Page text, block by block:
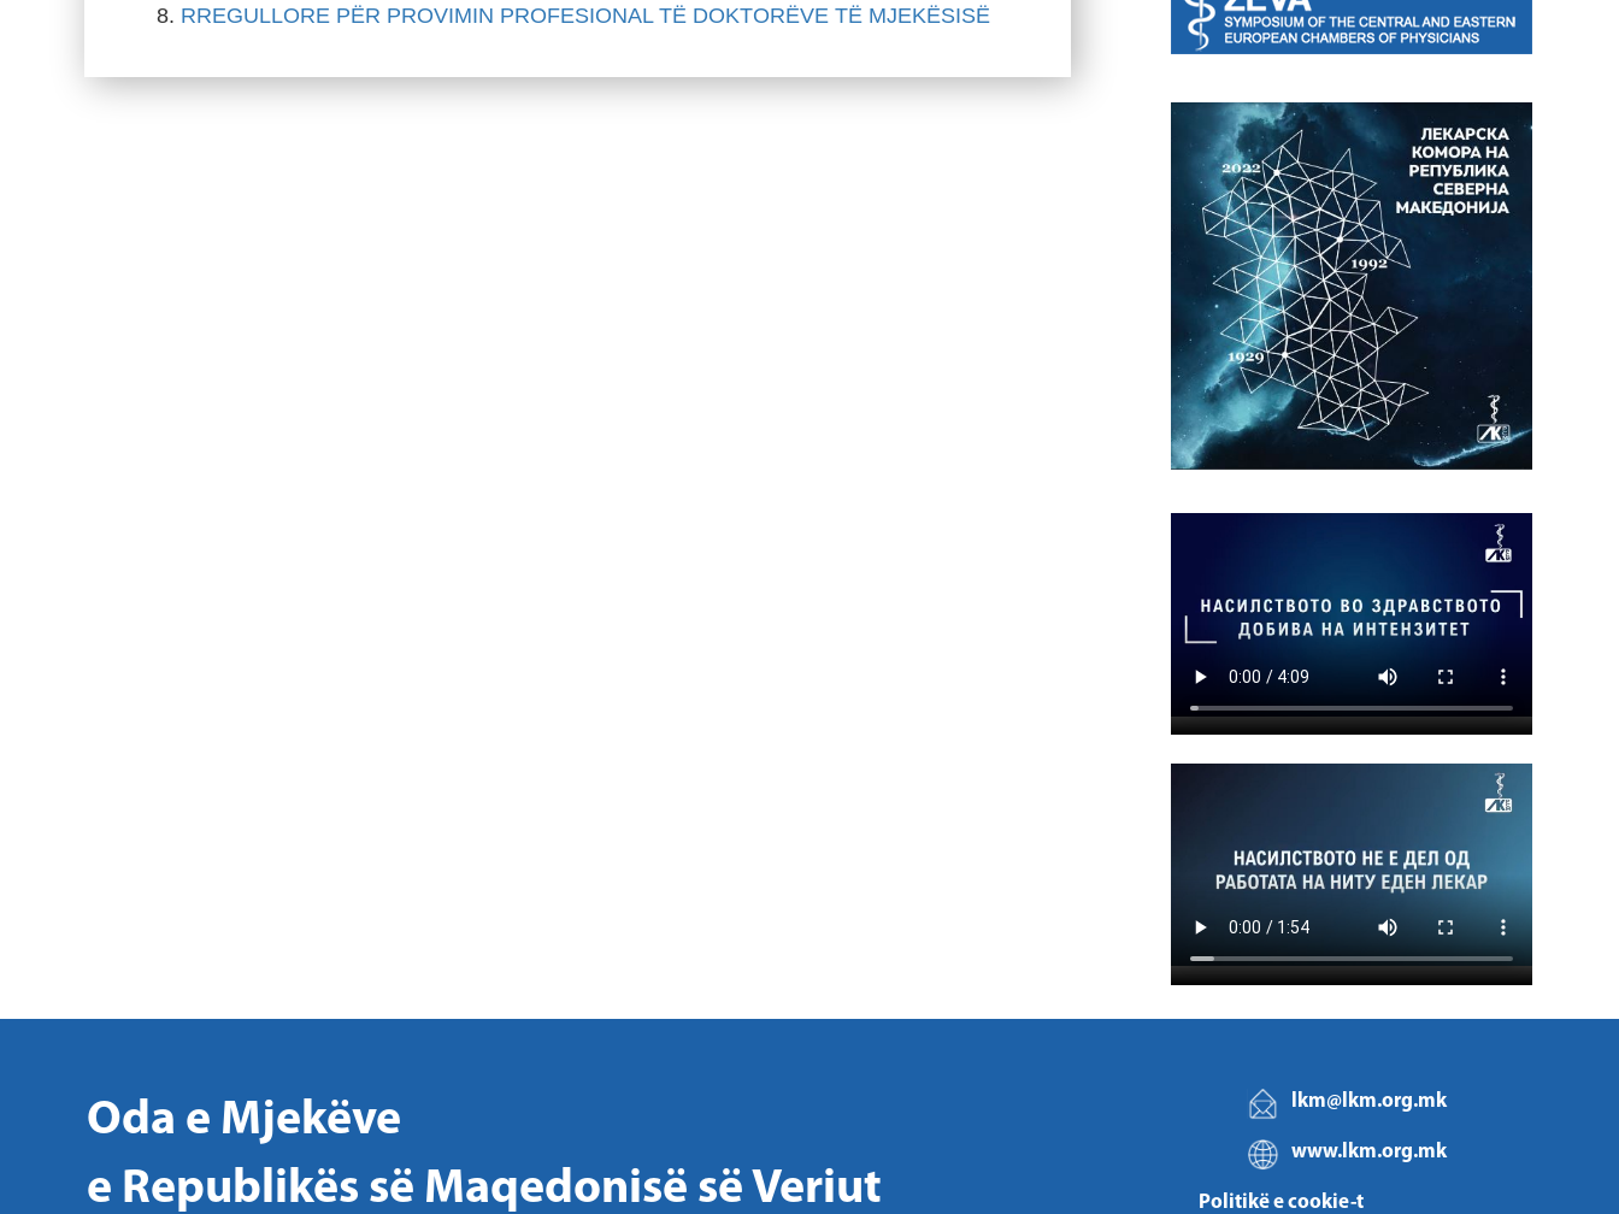
RREGULLORE PËR PROVIMIN PROFESIONAL TË DOKTORËVE TË MJEKËSISË
Oda e Mjekëve
e Republikës së Maqedonisë së Veriut
lkm@lkm.org.mk
www.lkm.org.mk
Politikë e cookie-t